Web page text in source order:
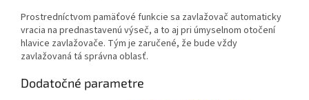
Prostredníctvom pamäťové funkcie sa zavlažovač automaticky
vracia na prednastavenú výseč, a to aj pri úmyselnom otočení
hlavice zavlažovače. Tým je zaručené, že bude vždy
zavlažovaná tá správna oblasť.
Dodatočné parametre